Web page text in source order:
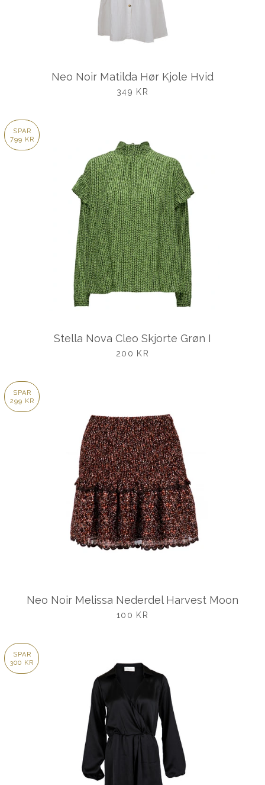
Neo Noir Matilda Hør Kjole Hvid
UDSALGSPRIS
349 KR
SPAR
799 KR
Stella Nova Cleo Skjorte Grøn I
UDSALGSPRIS
200 KR
SPAR
299 KR
Neo Noir Melissa Nederdel Harvest Moon
UDSALGSPRIS
100 KR
SPAR
300 KR